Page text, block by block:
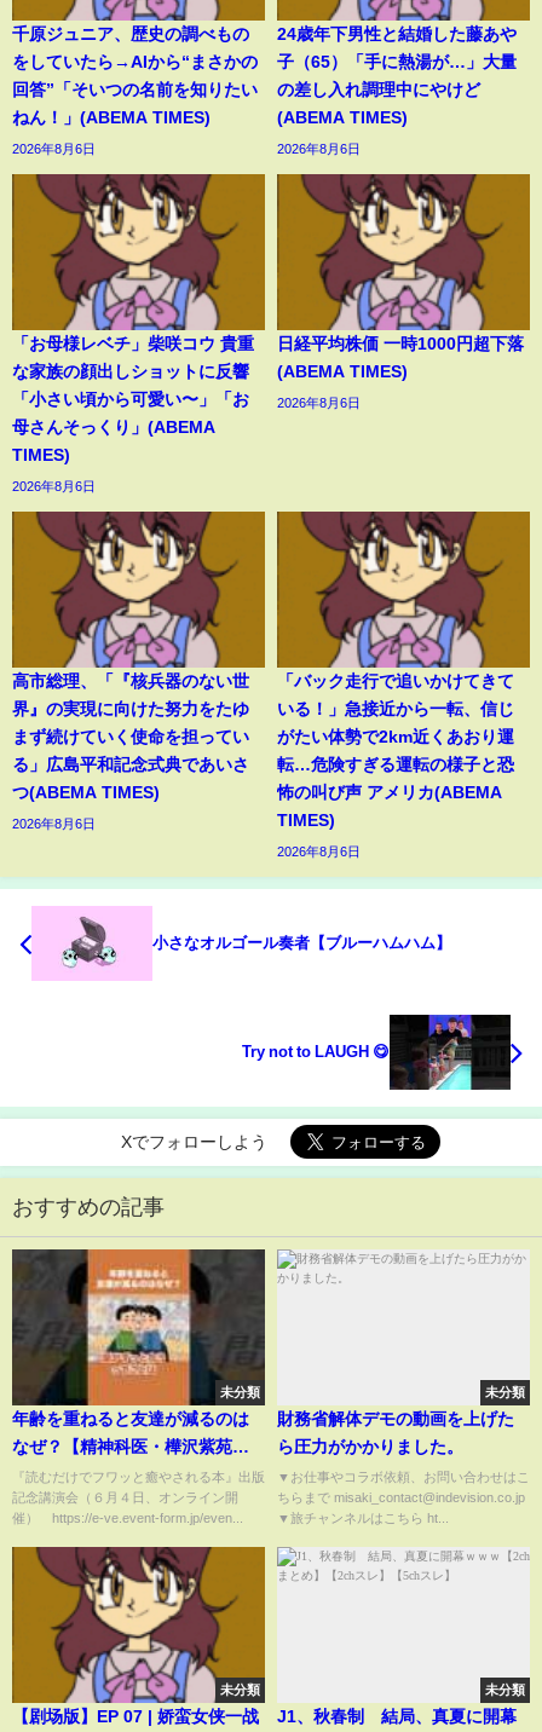
千原ジュニア、歴史の調べもの
をしていたら→AIから“まさかの
回答”「そいつの名前を知りたい
ねん！」(ABEMA TIMES)
2026年8月6日
24歳年下男性と結婚した藤あや
子（65）「手に熱湯が…」大量
の差し入れ調理中にやけど
(ABEMA TIMES)
2026年8月6日
「お母様レベチ」柴咲コウ 貴重
な家族の顔出しショットに反響
「小さい頃から可愛い〜」「お
母さんそっくり」(ABEMA
TIMES)
2026年8月6日
日経平均株価 一時1000円超下落
(ABEMA TIMES)
2026年8月6日
高市総理、「『核兵器のない世
界』の実現に向けた努力をたゆ
まず続けていく使命を担ってい
る」広島平和記念式典であいさ
つ(ABEMA TIMES)
2026年8月6日
「バック走行で追いかけてきて
いる！」急接近から一転、信じ
がたい体勢で2km近くあおり運
転…危険すぎる運転の様子と恐
怖の叫び声 アメリカ(ABEMA
TIMES)
2026年8月6日
小さなオルゴール奏者【ブルーハムハム】
Try not to LAUGH 😋
Xでフォローしよう
おすすめの記事
未分類
年齢を重ねると友達が減るのは
なぜ？【精神科医・樺沢紫苑】
#shorts #人間関係 #友達
『読むだけでフワッと癒やされる本』出版
記念講演会（６月４日、オンライン開
催） https://e-ve.event-form.jp/even...
未分類
財務省解体デモの動画を上げた
ら圧力がかかりました。
▼お仕事やコラボ依頼、お問い合わせはこ
ちらまで misaki_contact@indevision.co.jp
▼旅チャンネルはこちら ht...
未分類
【剧场版】EP 07 | 娇蛮女侠一战
未分類
J1、秋春制 結局、真夏に開幕